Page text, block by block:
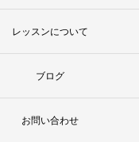
レッスンについて
ブログ
お問い合わせ